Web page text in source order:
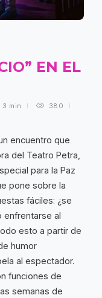
EN EL
3 min 380
encuentro que
del Teatro Petra,
para la Paz
pone sobre la
fáciles: ¿se
enfrentarse al
esto a partir de
humor
al espectador.
funciones de
semanas de